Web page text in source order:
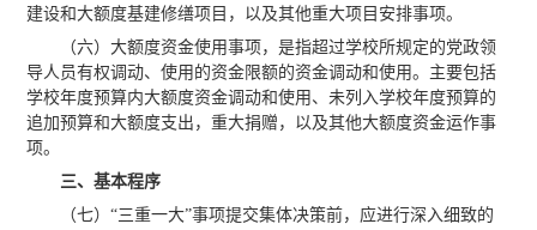
建设和大额度基建修缮项目，以及其他重大项目安排事项。
（六）大额度资金使用事项，是指超过学校所规定的党政领
导人员有权调动、使用的资金限额的资金调动和使用。主要包括
学校年度预算内大额度资金调动和使用、未列入学校年度预算的
追加预算和大额度支出，重大捐赠，以及其他大额度资金运作事
项。
三、基本程序
（七）“三重一大”事项提交集体决策前，应进行深入细致的